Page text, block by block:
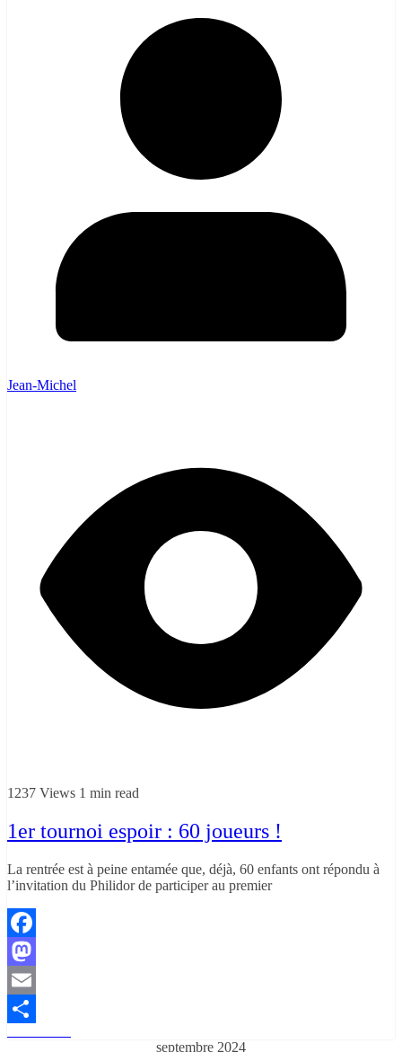
Jean-Michel
1237 Views 1 min read
1er tournoi espoir : 60 joueurs !
La rentrée est à peine entamée que, déjà, 60 enfants ont répondu à
l’invitation du Philidor de participer au premier
Facebook
Mastodon
Email
Partager
septembre 2024